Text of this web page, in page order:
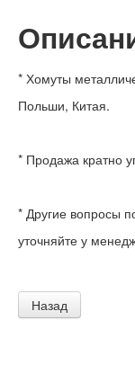
* Хомуты
Польши, Китая.
* Продажа кратно
* Другие вопросы
уточняйте у
Назад